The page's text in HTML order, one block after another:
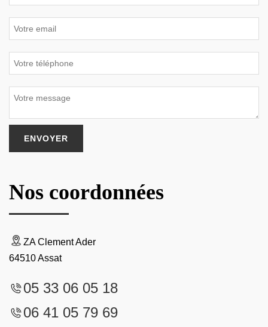
Nos coordonnées
ZA Clement Ader
64510 Assat
05 33 06 05 18
06 41 05 79 69